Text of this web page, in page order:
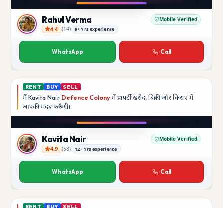
Rahul Verma
Rahul Verma Mobile Verified
4.4 (14) 9+ Yrs experience
WhatsApp Call
RENT BUY SELL
मैं Kavita Nair Defence Colony में प्रापर्टी खरीद, बिक्री और किराए में
आपकी मददकरूँगी।
Kavita Nair
Kavita Nair Mobile Verified
4.9 (58) 12+ Yrs experience
WhatsApp Call
RENT BUY SELL